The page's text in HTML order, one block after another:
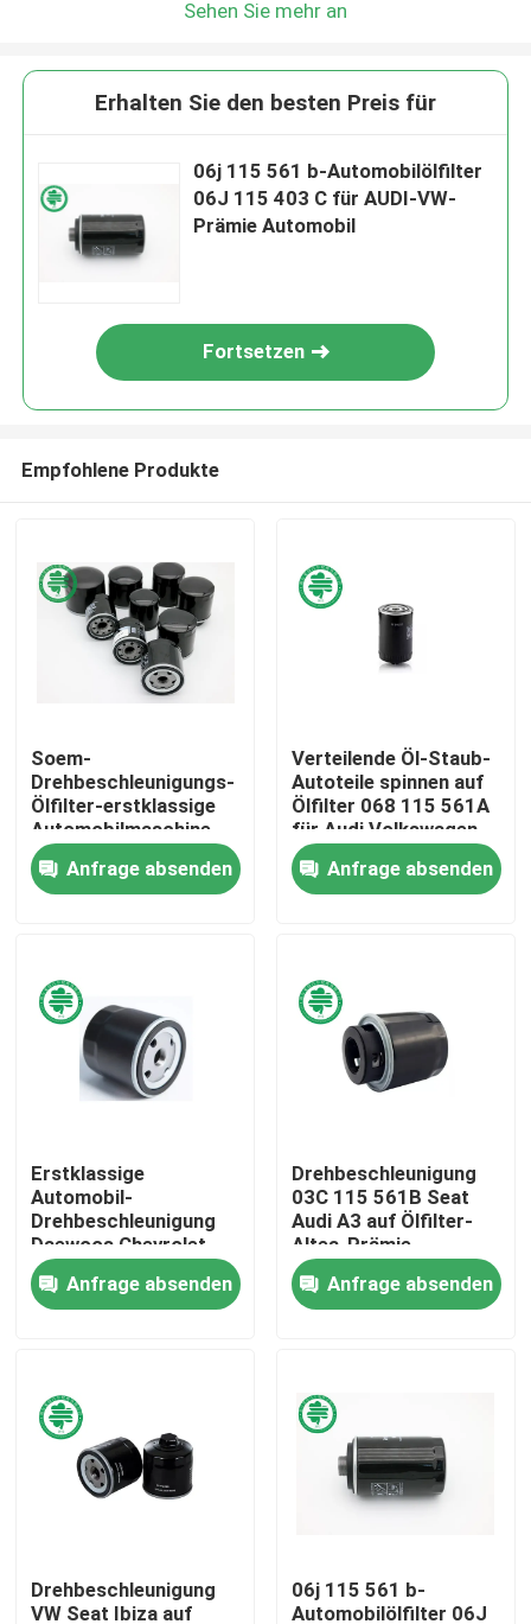
Produkte
Videos
Über uns
Fabrik-Ausflug
Qualitätskontrolle
Nachrichten
Automobilkabinen-Luftfilter
Sehen Sie mehr an
Erhalten Sie den besten Preis für
06j 115 561 b-Automobilölfilter
06J 115 403 C für AUDI-VW-
Prämie Automobil
Fortsetzen
Empfohlene Produkte
Soem-
Drehbeschleunigungs-
Ölfilter-erstklassige
Automobilmaschine
für verschiedenes
Auto-Modell
Anfrage absenden
Verteilende Öl-Staub-
Autoteile spinnen auf
Ölfilter 068 115 561A
für Audi Volkswagen
Anfrage absenden
Erstklassige
Automobil-
Drehbeschleunigung
Daewoos Chevrolet
auf Ölfiltern
90144675 für GR.-
Auto-LKWs Saab
Anfrage absenden
Drehbeschleunigung
03C 115 561B Seat
Audi A3 auf Ölfilter-
Altea-Prämie
Automobil für
abgeschliffenes Metall
Anfrage absenden
Drehbeschleunigung
VW Seat Ibiza auf
06j 115 561 b-
Automobilölfilter 06J